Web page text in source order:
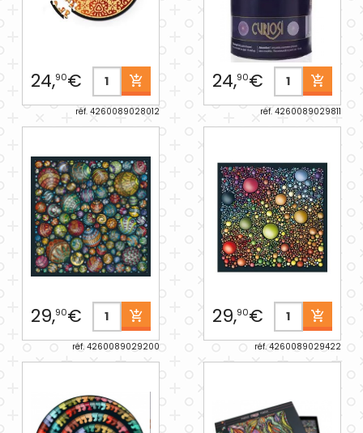
24,90€
réf. 4260089028012
24,90€
réf. 4260089029811
29,90€
réf. 4260089029200
29,90€
réf. 4260089029422